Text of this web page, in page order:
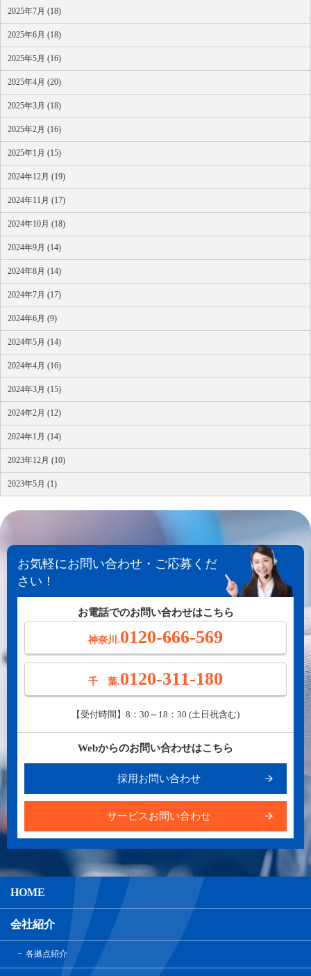
2025年7月 (18)
2025年6月 (18)
2025年5月 (16)
2025年4月 (20)
2025年3月 (18)
2025年2月 (16)
2025年1月 (15)
2024年12月 (19)
2024年11月 (17)
2024年10月 (18)
2024年9月 (14)
2024年8月 (14)
2024年7月 (17)
2024年6月 (9)
2024年5月 (14)
2024年4月 (16)
2024年3月 (15)
2024年2月 (12)
2024年1月 (14)
2023年12月 (10)
2023年5月 (1)
お気軽にお問い合わせ・ご応募くだ
さい！
お電話でのお問い合わせはこちら
神奈川.0120-666-569
千 葉.0120-311-180
【受付時間】8：30～18：30 (土日祝含む)
Webからのお問い合わせはこちら
採用お問い合わせ
サービスお問い合わせ
HOME
会社紹介
各拠点紹介